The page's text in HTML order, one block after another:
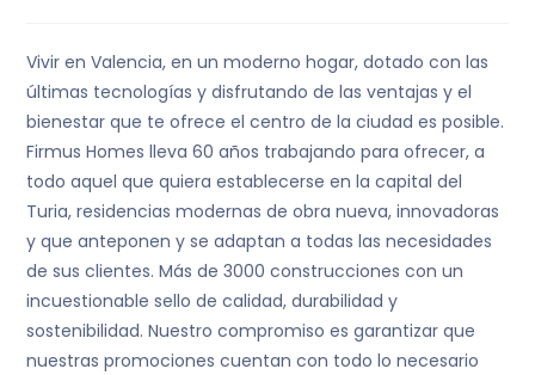
Vivir en Valencia, en un moderno hogar, dotado con las
últimas tecnologías y disfrutando de las ventajas y el
bienestar que te ofrece el centro de la ciudad es posible.
Firmus Homes lleva 60 años trabajando para ofrecer, a
todo aquel que quiera establecerse en la capital del
Turia, residencias modernas de obra nueva, innovadoras
y que anteponen y se adaptan a todas las necesidades
de sus clientes. Más de 3000 construcciones con un
incuestionable sello de calidad, durabilidad y
sostenibilidad. Nuestro compromiso es garantizar que
nuestras promociones cuentan con todo lo necesario